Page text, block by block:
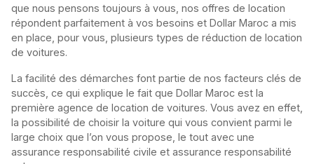
que nous pensons toujours à vous, nos offres de location
répondent parfaitement à vos besoins et Dollar Maroc a mis
en place, pour vous, plusieurs types de réduction de location
de voitures.
La facilité des démarches font partie de nos facteurs clés de
succès, ce qui explique le fait que Dollar Maroc est la
première agence de location de voitures. Vous avez en effet,
la possibilité de choisir la voiture qui vous convient parmi le
large choix que l’on vous propose, le tout avec une
assurance responsabilité civile et assurance responsabilité